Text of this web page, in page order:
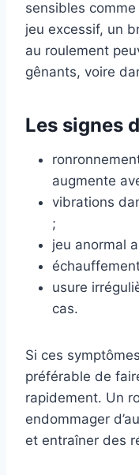
sensibles
jeu excessif, un
au roulement
gênants, voire
Les signes
augmente
vibrations
;
jeu anormal
usure
cas.
Si ces
préférable de
rapidement. Un
endommager
et entraîner des